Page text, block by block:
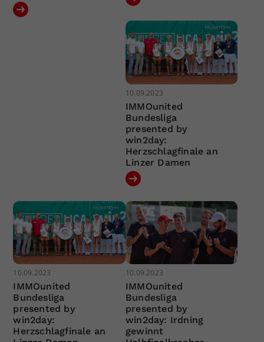
10.09.2023
IMMOunited
Bundesliga
presented by
win2day:
Herzschlagfinale an
Linzer Damen
10.09.2023
IMMOunited
Bundesliga
presented by
win2day:
Herzschlagfinale an
10.09.2023
IMMOunited
Bundesliga
presented by
win2day: Irdning
gewinnt